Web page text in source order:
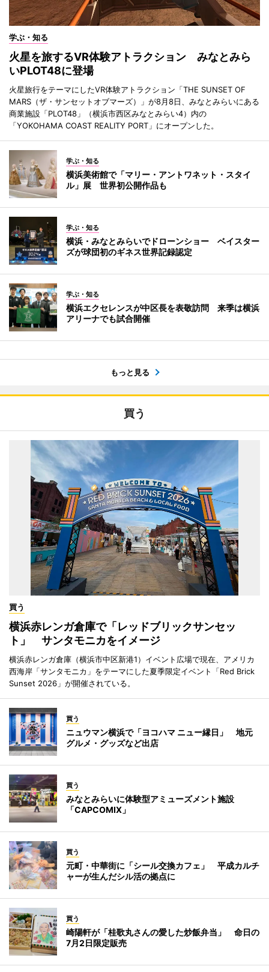
学ぶ・知る
火星を旅するVR体験アトラクション みなとみら
いPLOT48に登場
火星旅行をテーマにしたVR体験アトラクション「THE SUNSET OF
MARS（ザ・サンセットオブマーズ）」が8月8日、みなとみらいにある
商業施設「PLOT48」（横浜市西区みなとみらい4）内の
「YOKOHAMA COAST REALITY PORT」にオープンした。
学ぶ・知る
横浜美術館で「マリー・アントワネット・スタイ
ル」展 世界初公開作品も
学ぶ・知る
横浜・みなとみらいでドローンショー ベイスター
ズが球団初のギネス世界記録認定
学ぶ・知る
横浜エクセレンスが中区長を表敬訪問 来季は横浜
アリーナでも試合開催
もっと見る
買う
買う
横浜赤レンガ倉庫で「レッドブリックサンセッ
ト」 サンタモニカをイメージ
横浜赤レンガ倉庫（横浜市中区新港1）イベント広場で現在、アメリカ
西海岸「サンタモニカ」をテーマにした夏季限定イベント「Red Brick
Sunset 2026」が開催されている。
買う
ニュウマン横浜で「ヨコハマ ニュー縁日」 地元
グルメ・グッズなど出店
買う
みなとみらいに体験型アミューズメント施設
「CAPCOMIX」
買う
元町・中華街に「シール交換カフェ」 平成カルチ
ャーが生んだシル活の拠点に
買う
崎陽軒が「桂歌丸さんの愛した炒飯弁当」 命日の
7月2日限定販売